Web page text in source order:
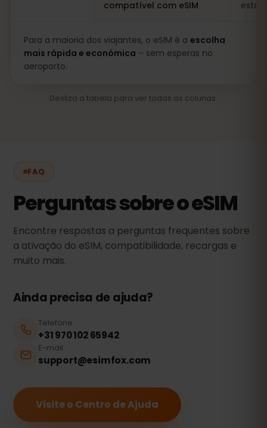
compatível com eSIM
Para a maioria dos viajantes, o eSIM é a escolha
mais rápida e económica – sem esperas no
aeroporto.
Desliza a tabela para ver todas as colunas.
FAQ
Perguntas sobre o eSIM
Encontre respostas a perguntas frequentes sobre
a ativação do eSIM, compatibilidade, recargas e
muito mais.
Ainda precisa de ajuda?
Telefone
+31 970 102 65942
E-mail
support@esimfox.com
Visite o Centro de Ajuda